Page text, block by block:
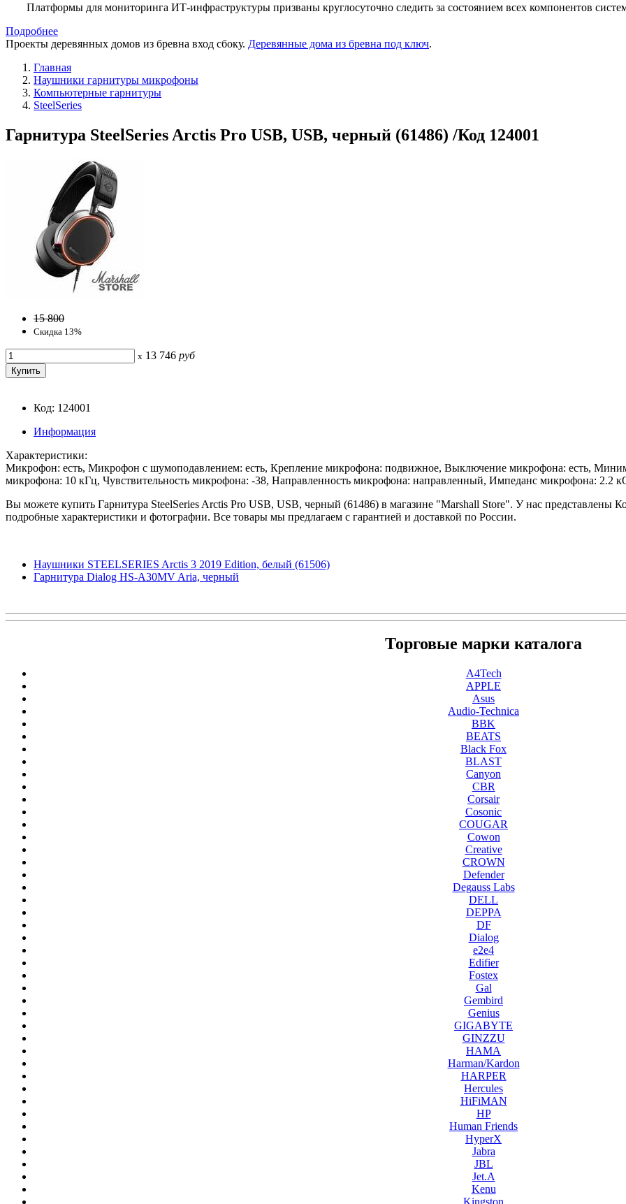
Платформы для мониторинга ИТ-инфраструктуры призваны круглосуточно следить за состоянием всех компонентов
Подробнее
Проекты деревянных домов из бревна вход сбоку. Деревянные дома из бревна под ключ.
Главная
Наушники гарнитуры микрофоны
Компьютерные гарнитуры
SteelSeries
Гарнитура SteelSeries Arctis Pro USB, USB, черный (61486) /Код 124001
15 800
Скидка 13%
x 13 746 руб
Код: 124001
Информация
Характеристики:
Микрофон: есть, Микрофон с шумоподавлением: есть, Крепление микрофона: подвижное, Выключение микрофона: есть,
микрофона: 10 кГц, Чувствительность микрофона: -38, Направленность микрофона: направленный, Импеданс микрофона: 2.2
Вы можете купить Гарнитура SteelSeries Arctis Pro USB, USB, черный (61486) в магазине "Marshall Store". У нас представлены
подробные характеристики и фотографии. Все товары мы предлагаем с гарантией и доставкой по России.
Наушники STEELSERIES Arctis 3 2019 Edition, белый (61506)
Гарнитура Dialog HS-A30MV Aria, черный
Торговые марки каталога
A4Tech
APPLE
Asus
Audio-Technica
BBK
BEATS
Black Fox
BLAST
Canyon
CBR
Corsair
Cosonic
COUGAR
Cowon
Creative
CROWN
Defender
Degauss Labs
DELL
DEPPA
DF
Dialog
e2e4
Edifier
Fostex
Gal
Gembird
Genius
GIGABYTE
GINZZU
HAMA
Harman/Kardon
HARPER
Hercules
HiFiMAN
HP
Human Friends
HyperX
Jabra
JBL
Jet.A
Kenu